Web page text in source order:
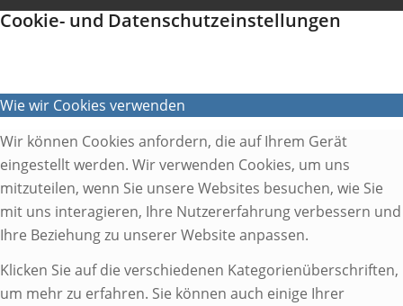
Cookie- und Datenschutzeinstellungen
Wie wir Cookies verwenden
Wir können Cookies anfordern, die auf Ihrem Gerät
eingestellt werden. Wir verwenden Cookies, um uns
mitzuteilen, wenn Sie unsere Websites besuchen, wie Sie
mit uns interagieren, Ihre Nutzererfahrung verbessern und
Ihre Beziehung zu unserer Website anpassen.
Klicken Sie auf die verschiedenen Kategorienüberschriften,
um mehr zu erfahren. Sie können auch einige Ihrer